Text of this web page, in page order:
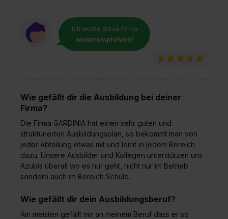
Ich würde diese Firma
weiterempfehlen!
Wie gefällt dir die Ausbildung bei deiner
Firma?
Die Firma GARDINIA hat einen sehr guten und
strukturierten Ausbildungsplan, so bekommt man von
jeder Abteilung etwas mit und lernt in jedem Bereich
dazu. Unsere Ausbilder und Kollegen unterstützen uns
Azubis überall wo es nur geht, nicht nur im Betrieb
sondern auch im Bereich Schule.
Wie gefällt dir dein Ausbildungsberuf?
Am meisten gefällt mir an meinem Beruf dass er so